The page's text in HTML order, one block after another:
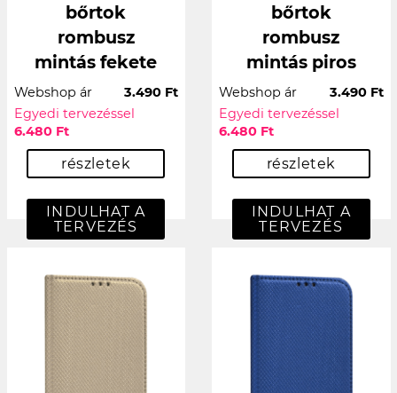
bőrtok
rombusz
mintás fekete
Webshop ár
3.490 Ft
Egyedi tervezéssel
6.480 Ft
részletek
INDULHAT A
TERVEZÉS
bőrtok
rombusz
mintás piros
Webshop ár
3.490 Ft
Egyedi tervezéssel
6.480 Ft
részletek
INDULHAT A
TERVEZÉS